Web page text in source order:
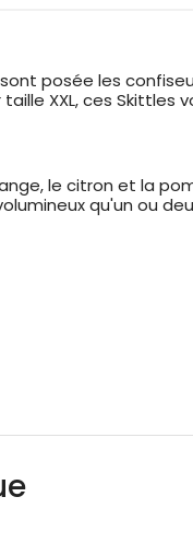
posée les
XXL, ces Skittles
le citron et la
qu'un ou